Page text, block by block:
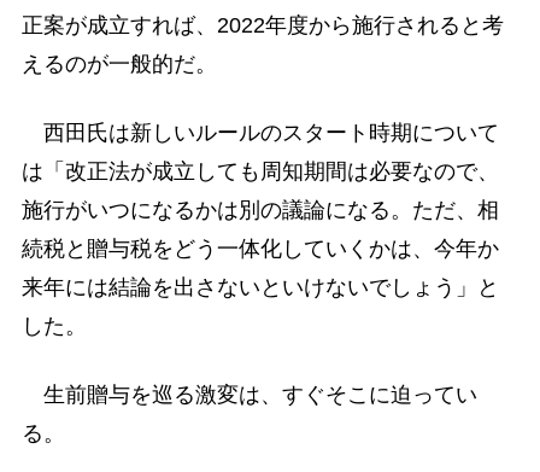
正案が成立すれば、2022年度から施行されると考
えるのが一般的だ。
西田氏は新しいルールのスタート時期について
は「改正法が成立しても周知期間は必要なので、
施行がいつになるかは別の議論になる。ただ、相
続税と贈与税をどう一体化していくかは、今年か
来年には結論を出さないといけないでしょう」と
した。
生前贈与を巡る激変は、すぐそこに迫ってい
る。